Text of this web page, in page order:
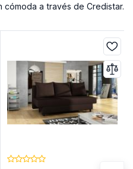
cómoda a través de Credistar.